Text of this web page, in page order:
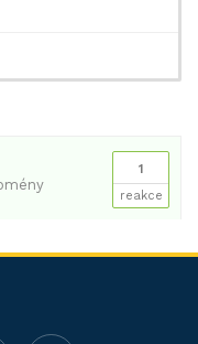
1
reakce